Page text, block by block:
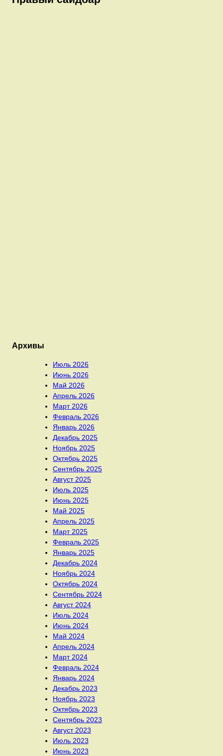
Архивы
Июль 2026
Июнь 2026
Май 2026
Апрель 2026
Март 2026
Февраль 2026
Январь 2026
Декабрь 2025
Ноябрь 2025
Октябрь 2025
Сентябрь 2025
Август 2025
Июль 2025
Июнь 2025
Май 2025
Апрель 2025
Март 2025
Февраль 2025
Январь 2025
Декабрь 2024
Ноябрь 2024
Октябрь 2024
Сентябрь 2024
Август 2024
Июль 2024
Июнь 2024
Май 2024
Апрель 2024
Март 2024
Февраль 2024
Январь 2024
Декабрь 2023
Ноябрь 2023
Октябрь 2023
Сентябрь 2023
Август 2023
Июль 2023
Июнь 2023